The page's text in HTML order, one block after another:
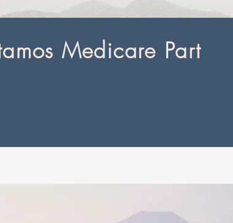
Medicare Part